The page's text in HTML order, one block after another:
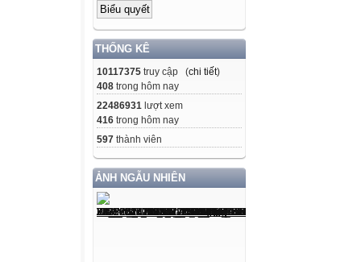
THỐNG KÊ
10117375 truy cập (chi tiết)
408 trong hôm nay
22486931 lượt xem
416 trong hôm nay
597 thành viên
ẢNH NGẪU NHIÊN